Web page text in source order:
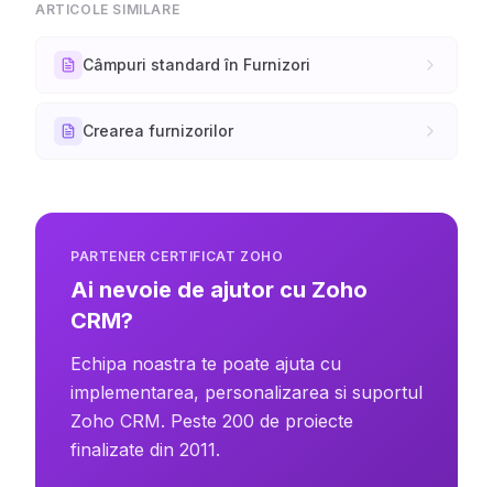
ARTICOLE SIMILARE
Câmpuri standard în Furnizori
Crearea furnizorilor
PARTENER CERTIFICAT ZOHO
Ai nevoie de ajutor cu Zoho
CRM?
Echipa noastra te poate ajuta cu
implementarea, personalizarea si suportul
Zoho CRM. Peste 200 de proiecte
finalizate din 2011.